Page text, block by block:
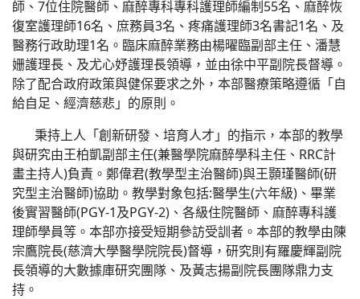
師、7位住院醫師、麻醉專科專科護理師編制55名、麻醉恢
復室護理師16名、庶務員3名、疼痛護理師3名書記1名、及
醫務行政助理1名。臨床麻醉業務由楊曜臨副部主任、潘慧
姗護理長、及尤心妤護理長領導，並由徐中平副院長督導。
除了配合政府政策與健保要求之外，本部醫療策略遵循「自
給自足、經濟慈悲」的原則。
秉持上人「創新研發、培育人才」的指示，本部的教學
與研究由王柏凱副部主任(兼醫學院麻醉學科主任、RRC計
畫主持人)負責。鄭偉君(教學型主治醫師)與王顥瑾醫師(研
究型主治醫師)協助。教學對象包括:醫學生(六年級)、畢業
後實習醫師(PGY-1及PGY-2)、各級住院醫師、麻醉專科護
理師學員等。本部亦接受短期參訪受訓者。本部的教學由陳
宗鷹院長(慈濟大學醫學院院長)督導，研究則有羅慶輝副院
長領導的大數據庫研究團隊、及黃志揚副院長團隊鼎力支
持。